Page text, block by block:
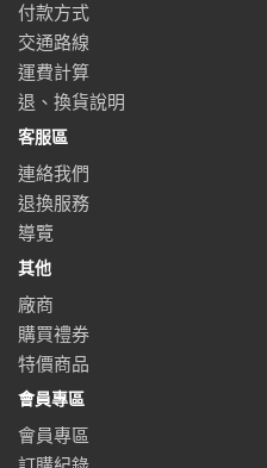
付款方式
交通路線
運費計算
退、換貨說明
客服區
連絡我們
退換服務
導覽
其他
廠商
購買禮券
特價商品
會員專區
會員專區